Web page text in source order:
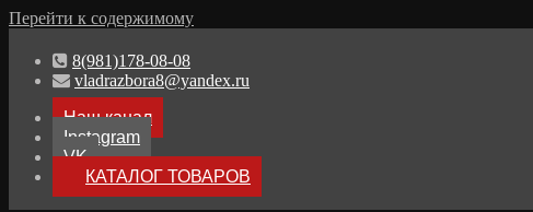
Перейти к содержимому
8(981)178-08-08
vladrazbora8@yandex.ru
Наш канал
Instagram
VK
КАТАЛОГ ТОВАРОВ